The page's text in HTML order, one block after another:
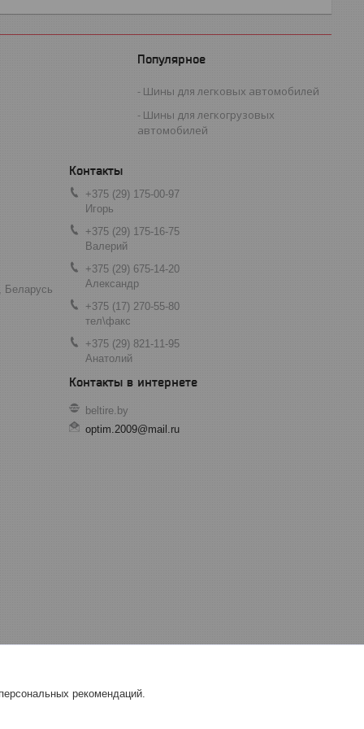
Популярное
Шины для легковых автомобилей
Шины для легкогрузовых
автомобилей
Беларусь
+375 (29) 175-00-97
Игорь
+375 (29) 175-16-75
Валерий
+375 (29) 675-14-20
Александр
+375 (17) 270-55-80
тел\факс
+375 (29) 821-11-95
Анатолий
beltire.by
optim.2009@mail.ru
рекомендаций.